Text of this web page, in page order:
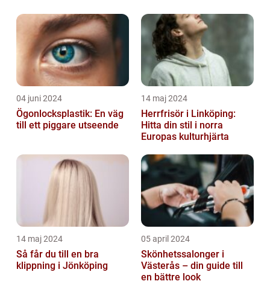
04 juni 2024
Ögonlocksplastik: En väg
till ett piggare utseende
14 maj 2024
Herrfrisör i Linköping:
Hitta din stil i norra
Europas kulturhjärta
14 maj 2024
Så får du till en bra
klippning i Jönköping
05 april 2024
Skönhetssalonger i
Västerås – din guide till
en bättre look